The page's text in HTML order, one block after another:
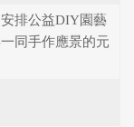
排公益DIY園藝
同手作應景的元